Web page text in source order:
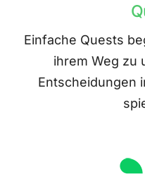
Einfache Quests
ihrem Weg zu
Entscheidungen